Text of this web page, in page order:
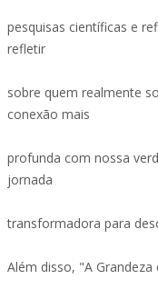
pesquisas científicas e
refletir
sobre quem realmente
conexão mais
profunda com nossa
jornada
transformadora para
Além disso, "A